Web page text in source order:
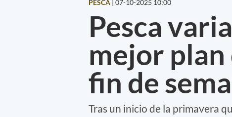
PESCA | 07-10-2025 10:00
Pesca
mejor plan
fin de
Tras un inicio de la primavera